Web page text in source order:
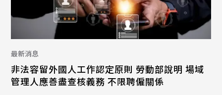
最新消息
非法容留外國人工作認定原則 勞動部說明 場域
管理人應善盡查核義務 不限聘僱關係